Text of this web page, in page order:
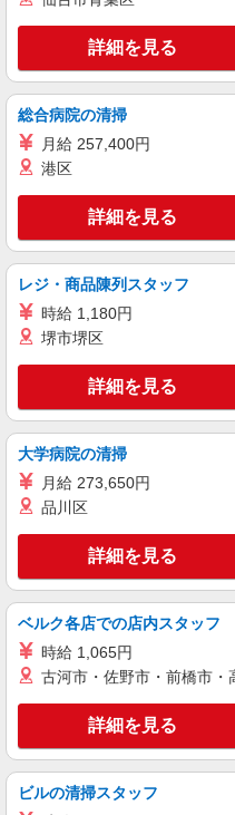
詳細を見る
総合病院の清掃
月給 257,400円
港区
詳細を見る
レジ・商品陳列スタッフ
時給 1,180円
堺市堺区
詳細を見る
大学病院の清掃
月給 273,650円
品川区
詳細を見る
ベルク各店での店内スタッフ
時給 1,065円
古河市・佐野市・前橋市
詳細を見る
ビルの清掃スタッフ